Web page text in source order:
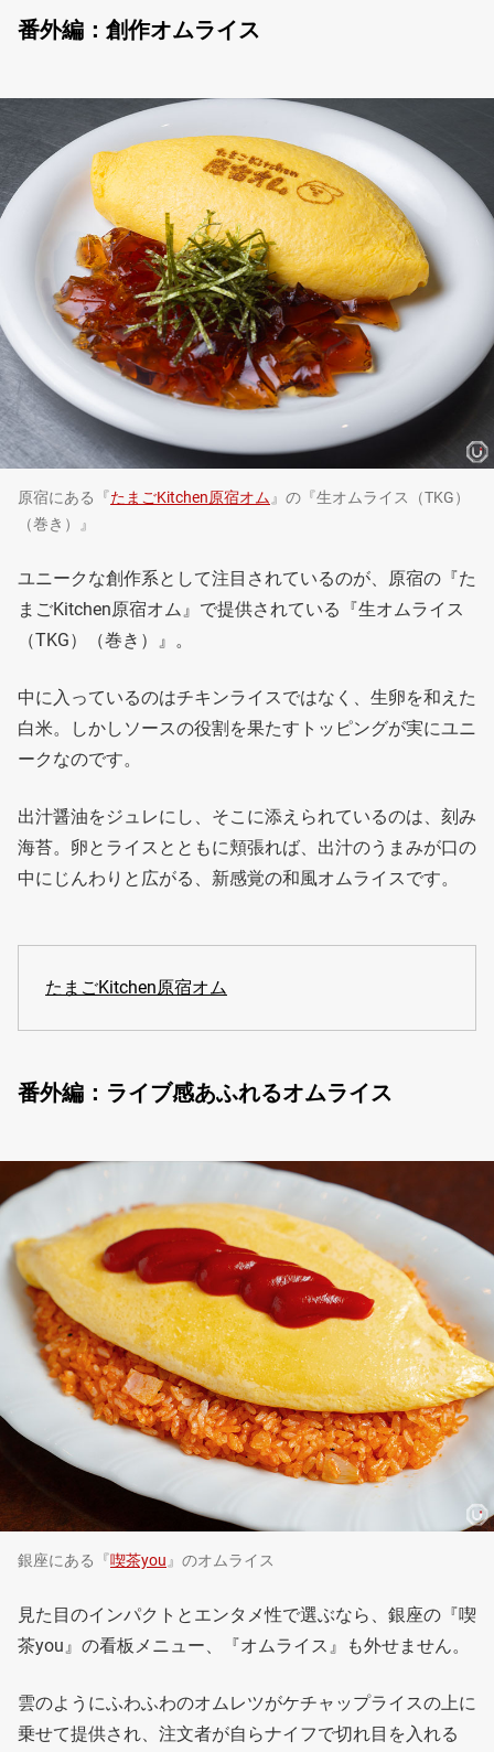
番外編：創作オムライス
原宿にある『たまごKitchen原宿オム 』の『生オムライス（TKG）
（巻き）』
ユニークな創作系として注目されているのが、原宿の『た
まごKitchen原宿オム』で提供されている『生オムライス
（TKG）（巻き）』。
中に入っているのはチキンライスではなく、生卵を和えた
白米。しかしソースの役割を果たすトッピングが実にユニ
ークなのです。
出汁醤油をジュレにし、そこに添えられているのは、刻み
海苔。卵とライスとともに頬張れば、出汁のうまみが口の
中にじんわりと広がる、新感覚の和風オムライスです。
たまごKitchen原宿オム
番外編：ライブ感あふれるオムライス
銀座にある『喫茶you 』のオムライス
見た目のインパクトとエンタメ性で選ぶなら、銀座の『喫
茶you』の看板メニュー、『オムライス』も外せません。
雲のようにふわふわのオムレツがケチャップライスの上に
乗せて提供され、注文者が自らナイフで切れ目を入れる